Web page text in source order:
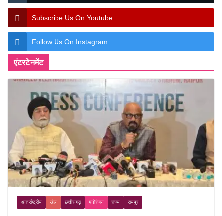
Subscribe Us On Youtube
Follow Us On Instagram
एंटरटेनमेंट
अन्तर्राष्ट्रीय खेल छत्तीसगढ़ मनोरंजन राज्य रायपुर